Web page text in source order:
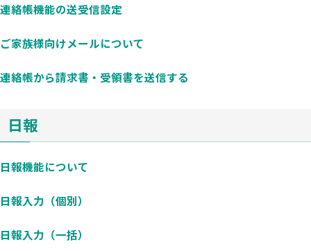
連絡帳機能の送受信設定
ご家族様向けメールについて
連絡帳から請求書・受領書を送信する
日報
日報機能について
日報入力（個別）
日報入力（一括）